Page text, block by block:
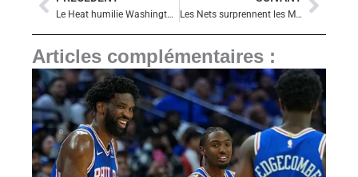
Précédent Le Heat humilie Washington et signe une cinquième victoire de suite Les Nets surprennent les Mavericks à Dallas avec un joli comeback
Articles complémentaires :